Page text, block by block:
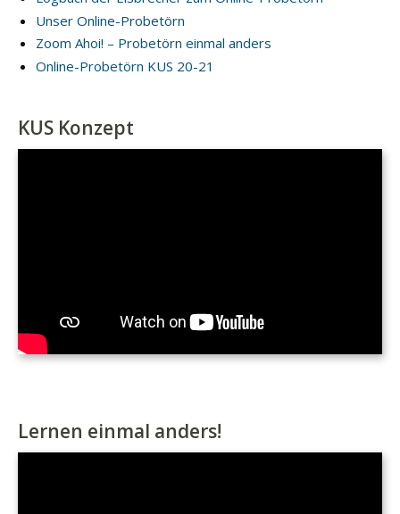
Unser Online-Probetörn
Zoom Ahoi! – Probetörn einmal anders
Online-Probetörn KUS 20-21
KUS Konzept
Lernen einmal anders!